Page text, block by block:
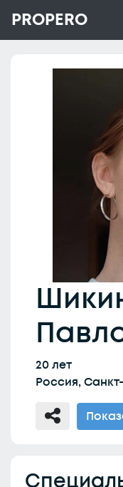
PROPERO
20 лет
Россия,